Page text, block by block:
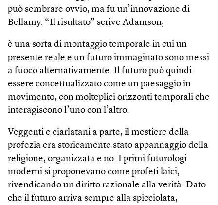
può sembrare ovvio, ma fu un’innovazione di
Bellamy. “Il risultato” scrive Adamson,
è una sorta di montaggio temporale in cui un
presente reale e un futuro immaginato sono messi
a fuoco alternativamente. Il futuro può quindi
essere concettualizzato come un paesaggio in
movimento, con molteplici orizzonti temporali che
interagiscono l’uno con l’altro.
Veggenti e ciarlatani a parte, il mestiere della
profezia era storicamente stato appannaggio della
religione, organizzata e no. I primi futurologi
moderni si proponevano come profeti laici,
rivendicando un diritto razionale alla verità. Dato
che il futuro arriva sempre alla spicciolata,